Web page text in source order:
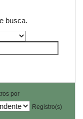
busca.
por
Registro(s)